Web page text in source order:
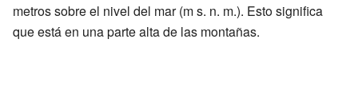
metros sobre el nivel del mar (m s. n. m.). Esto significa
que está en una parte alta de las montañas.